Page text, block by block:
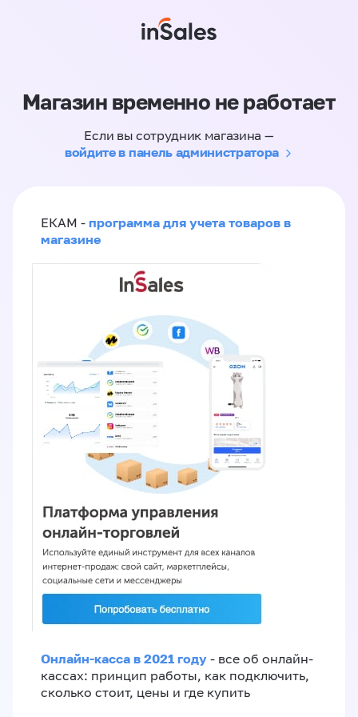
Магазин временно не работает
Если вы сотрудник магазина —
войдите в панель администратора
ЕКАМ - программа для учета товаров в
магазине
Онлайн-касса в 2021 году - все об онлайн-
кассах: принцип работы, как подключить,
сколько стоит, цены и где купить